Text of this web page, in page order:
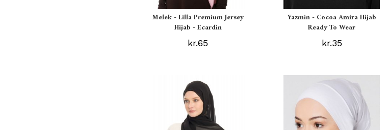
Melek - Lilla Premium Jersey
Hijab - Ecardin
kr.65
Yazmin - Cocoa Amira Hijab
Ready To Wear
kr.35